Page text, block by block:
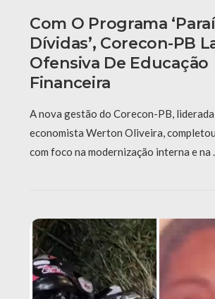
Com O Programa
Dívidas’, Corecon-PB
Ofensiva De Educação
Financeira
A nova gestão do Corecon-PB,
economista Werton Oliveira,
com foco na modernização interna e na